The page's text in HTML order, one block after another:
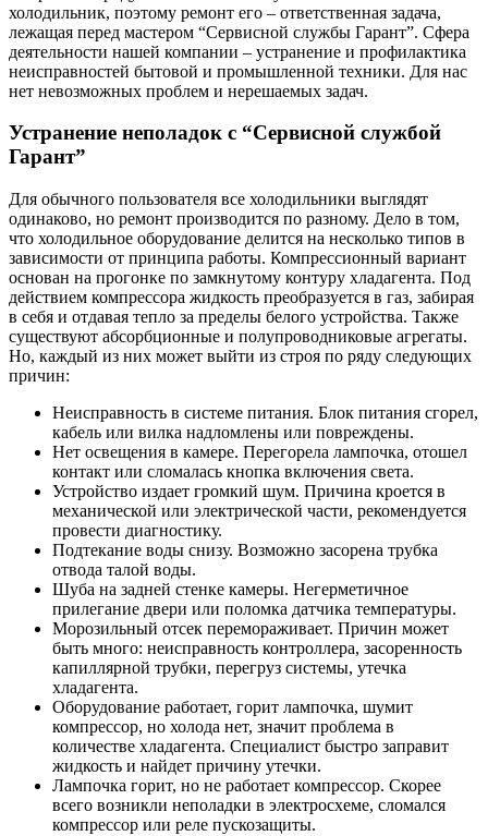
холодильник, поэтому ремонт его – ответственная задача,
лежащая перед мастером “Сервисной службы Гарант”. Сфера
деятельности нашей компании – устранение и профилактика
неисправностей бытовой и промышленной техники. Для нас
нет невозможных проблем и нерешаемых задач.
Устранение неполадок с “Сервисной службой
Гарант”
Для обычного пользователя все холодильники выглядят
одинаково, но ремонт производится по разному. Дело в том,
что холодильное оборудование делится на несколько типов в
зависимости от принципа работы. Компрессионный вариант
основан на прогонке по замкнутому контуру хладагента. Под
действием компрессора жидкость преобразуется в газ, забирая
в себя и отдавая тепло за пределы белого устройства. Также
существуют абсорбционные и полупроводниковые агрегаты.
Но, каждый из них может выйти из строя по ряду следующих
причин:
Неисправность в системе питания. Блок питания сгорел,
кабель или вилка надломлены или повреждены.
Нет освещения в камере. Перегорела лампочка, отошел
контакт или сломалась кнопка включения света.
Устройство издает громкий шум. Причина кроется в
механической или электрической части, рекомендуется
провести диагностику.
Подтекание воды снизу. Возможно засорена трубка
отвода талой воды.
Шуба на задней стенке камеры. Негерметичное
прилегание двери или поломка датчика температуры.
Морозильный отсек перемораживает. Причин может
быть много: неисправность контроллера, засоренность
капиллярной трубки, перегруз системы, утечка
хладагента.
Оборудование работает, горит лампочка, шумит
компрессор, но холода нет, значит проблема в
количестве хладагента. Специалист быстро заправит
жидкость и найдет причину утечки.
Лампочка горит, но не работает компрессор. Скорее
всего возникли неполадки в электросхеме, сломался
компрессор или реле пускозащиты.